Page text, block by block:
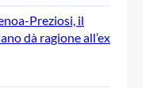
Preziosi, il
dà ragione all’ex